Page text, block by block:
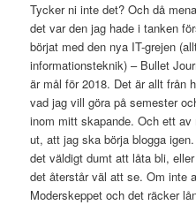
Tycker ni inte det? Och då
det var den jag hade i tanken
börjat med den nya IT-grejen
informationsteknik) – Bullet
är mål för 2018. Det är allt från
vad jag vill göra på semester
inom mitt skapande. Och ett
ut, att jag ska börja blogga
det väldigt dumt att låta bli,
det återstår väl att se. Om inte
Moderskeppet och det räcker